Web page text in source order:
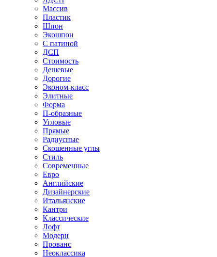
Массив
Пластик
Шпон
Экошпон
С патиной
ДСП
Стоимость
Дешевые
Дорогие
Эконом-класс
Элитные
Форма
П-образные
Угловые
Прямые
Радиусные
Скошенные углы
Стиль
Современные
Евро
Английские
Дизайнерские
Итальянские
Кантри
Классические
Лофт
Модерн
Прованс
Неоклассика